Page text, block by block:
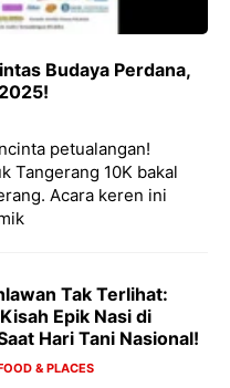
Budaya Perdana,
petualangan!
Tangerang 10K bakal
Acara keren ini
Tak Terlihat:
Epik Nasi di
Hari Tani Nasional!
& PLACES